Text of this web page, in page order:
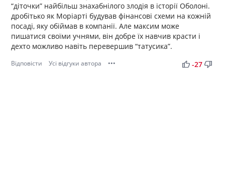
“діточки” найбільш знахабнілого злодія в історії Оболоні.
дробітько як Моріарті будував фінансові схеми на кожній
посаді, яку обіймав в компанії. Але максим може
пишатися своїми учнями, він добре їх навчив красти і
дехто можливо навіть перевершив “татусика”.
Відповісти Усі відгуки автора ••• thumb_up thumb_down
-27